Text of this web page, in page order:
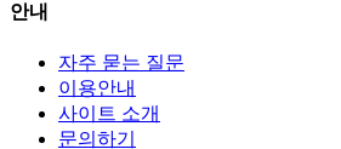
안내
자주 묻는 질문
이용안내
사이트 소개
문의하기